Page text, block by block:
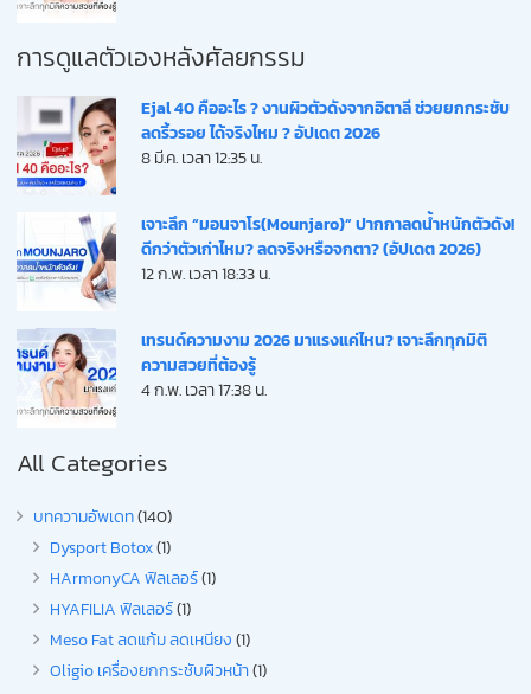
การดูแลตัวเองหลังศัลยกรรม
Ejal 40 คืออะไร ? งานผิวตัวดังจากอิตาลี ช่วยยกกระชับ
ลดริ้วรอย ได้จริงไหม ? อัปเดต 2026
8 มี.ค. เวลา 12:35 น.
เจาะลึก “มอนจาโร(Mounjaro)” ปากกาลดน้ำหนักตัวดัง!
ดีกว่าตัวเก่าไหม? ลดจริงหรือจกตา? (อัปเดต 2026)
12 ก.พ. เวลา 18:33 น.
เทรนด์ความงาม 2026 มาแรงแค่ไหน? เจาะลึกทุกมิติ
ความสวยที่ต้องรู้
4 ก.พ. เวลา 17:38 น.
All Categories
บทความอัพเดท(140)
Dysport Botox(1)
HArmonyCA ฟิลเลอร์(1)
HYAFILIA ฟิลเลอร์(1)
Meso Fat ลดแก้ม ลดเหนียง(1)
Oligio เครื่องยกกระชับผิวหน้า(1)